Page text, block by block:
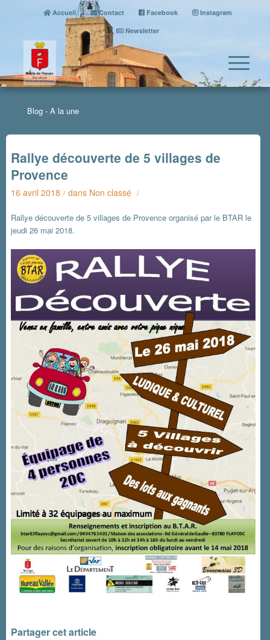
Accueil Contact Facebook
Instagram
Newsletter
Blog - A la une
Rallye découverte de 5 villages de
Provence
16 avril 2018 / dans Non classé /
Rallye découverte de 5 villages de Provence organisé par le BTAR le
jeudi 26 mai 2018.
Partager cet article